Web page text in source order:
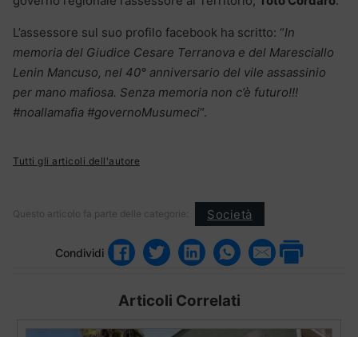
L’assessore sul suo profilo facebook ha scritto: “In
memoria del Giudice Cesare Terranova e del Maresciallo
Lenin Mancuso, nel 40° anniversario del vile assassinio
per mano mafiosa. Senza memoria non c’è futuro!!!
#noallamafia #governoMusumeci“.
Tutti gli articoli dell'autore
Questo articolo fa parte delle categorie: Società
Condividi
Articoli Correlati